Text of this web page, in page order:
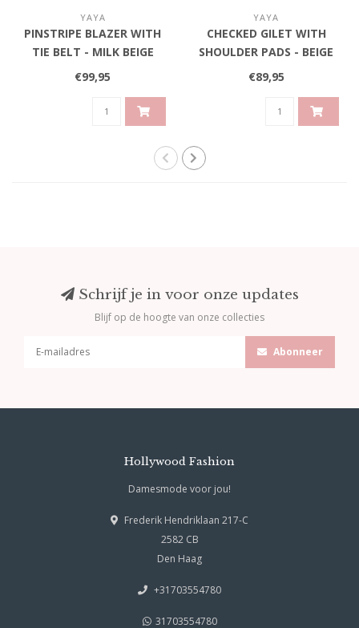
YAYA
PINSTRIPE BLAZER WITH
TIE BELT - MILK BEIGE
DESSIN
€99,95
YAYA
CHECKED GILET WITH
SHOULDER PADS - BEIGE
DESSIN
€89,95
Schrijf je in voor onze updates
Blijf op de hoogte van onze collecties
Abonneer
Hollywood Fashion
Damesmode voor jou!
Frederik Hendriklaan 217-C
2582 CB
Den Haag
+31703554780
31703554780